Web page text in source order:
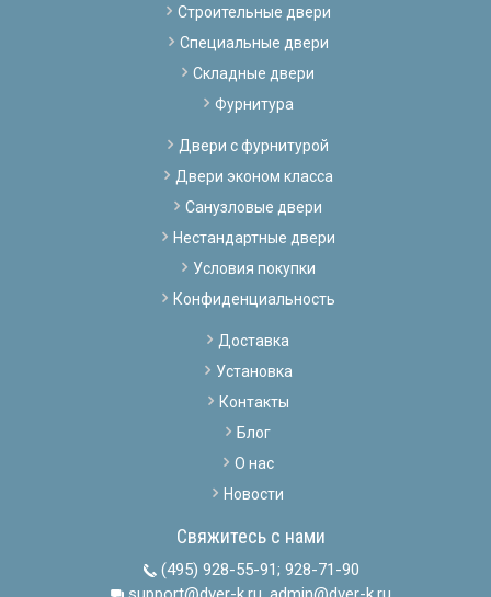
Строительные двери
Специальные двери
Складные двери
Фурнитура
Двери с фурнитурой
Двери эконом класса
Санузловые двери
Нестандартные двери
Условия покупки
Конфиденциальность
Доставка
Установка
Контакты
Блог
О нас
Новости
Свяжитесь с нами
(495) 928-55-91; 928-71-90